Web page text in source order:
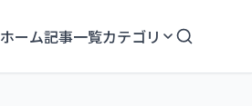
ホーム記事一覧カテゴリ